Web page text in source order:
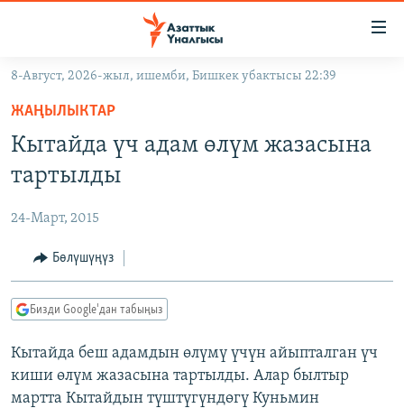
Навигацияга
өтүңүз
Издөөгө
салыңыз
ЭКОНОМИКА
МАДАНИЯТ
БОРБОР АЗИЯ
УКРАИНА
АТАЙЫН ИЛИКТӨӨ
ТВ ПРОГРАММАЛАР
ЭКСПЕРТТЕР ТАЛДАЙТ
БИЗ ЖАНА ДҮЙНӨ
ДАНИСТЕ
ӨЗГӨЧӨ ПИКИР
Русский
8-Август, 2026-жыл, ишемби, Бишкек убактысы 22:39
ЖАҢЫЛЫКТАР
Кытайда үч адам өлүм жазасына
тартылды
24-Март, 2015
Бөлүшүңүз
Бизди Google'дан табыңыз
Кытайда беш адамдын өлүмү үчүн айыпталган үч
киши өлүм жазасына тартылды. Алар былтыр
мартта Кытайдын түштүгүндөгү Куньмин